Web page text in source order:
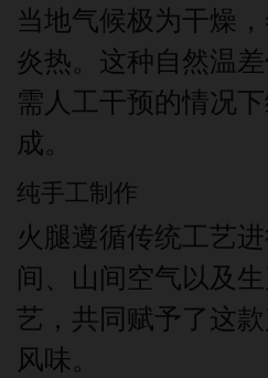
当地气候极为干燥
炎热。这种自然温
需人工干预的情况
成。
纯手工制作
火腿遵循传统工艺
间、山间空气以及
艺，共同赋予了这
风味。